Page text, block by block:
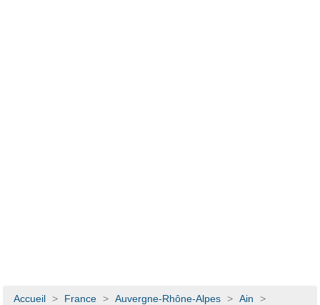
Accueil > France > Auvergne-Rhône-Alpes > Ain
>